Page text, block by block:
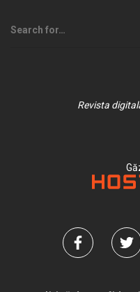
Revista